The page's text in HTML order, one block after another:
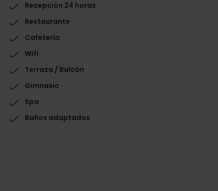
Recepción 24 horas
Restaurante
Cafetería
Wifi
Terraza / Balcón
Gimnasio
Spa
Baños adaptados